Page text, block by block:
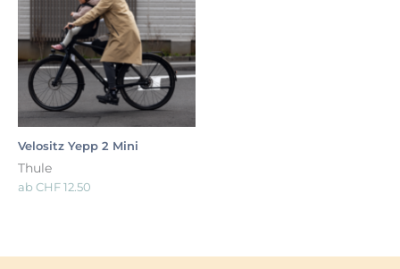
Velositz Yepp 2 Mini
Thule
ab CHF12.50